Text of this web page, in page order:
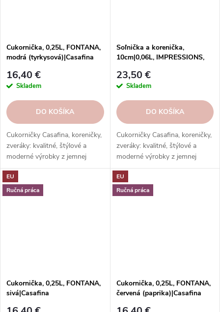
Cukornička, 0,25L, FONTANA,
modrá (tyrkysová)|Casafina
16,40 €
Skladem
DO KOŠÍKA
Cukorničky Casafina, koreničky,
zveráky: kvalitné, štýlové a
moderné výrobky z jemnej
kameniny a porcelánu. Rôzne
farby a tvary. Ideálne na
dochucovanie a servírovanie.
Soľnička a korenička,
10cm|0,06L, IMPRESSIONS,
23,50 €
Skladem
DO KOŠÍKA
Cukorničky Casafina, koreničky,
zveráky: kvalitné, štýlové a
moderné výrobky z jemnej
kameniny a porcelánu. Rôzne
farby a tvary. Ideálne na
dochucovanie a servírovanie.
EU
Ručná práca
Cukornička, 0,25L, FONTANA,
sivá|Casafina
EU
Ručná práca
Cukornička, 0,25L, FONTANA,
červená (paprika)|Casafina